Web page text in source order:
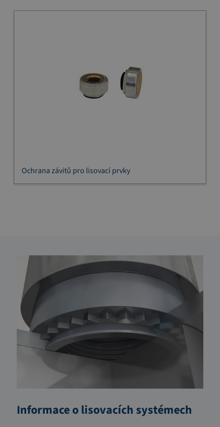
Ochrana závitů pro lisovací prvky
Informace o lisovacích systémech